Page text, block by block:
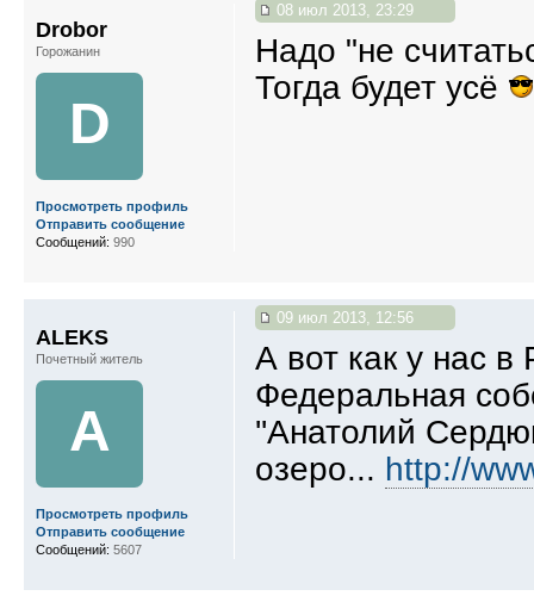
08 июл 2013, 23:29
Надо "не
Тогда будет усё
Drobor
Горожанин
D
Просмотреть профиль
Отправить сообщение
Сообщений: 990
09 июл 2013, 12:56
А вот как у нас в
Федеральная
''Анатолий
озеро... http://
ALEKS
Почетный житель
A
Просмотреть профиль
Отправить сообщение
Сообщений: 5607